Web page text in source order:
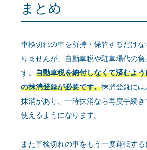
まとめ
車検切れの車を所持・保管するだけ
りませんが、自動車税や駐車場代の負
す。 自動車税を納付しなくて済むよ
の抹消登録が必要です。抹消登録に
抹消があり、一時抹消なら再度手続
使えるようになります。
また車検切れの車をもう一度運転す